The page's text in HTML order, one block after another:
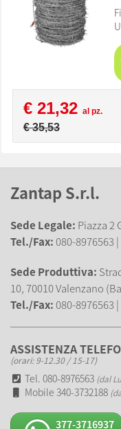
€ 21,32 al pz.
€ 35,53
Zantap S.r.l.
Sede Legale: Piazza 2
Tel./Fax:080-8976563
Sede Produttiva:
10, 70010 Valenzano
Tel./Fax:080-8976563
ASSISTENZA
(orari: 9-12.30 / 15-17)
Tel. 080-8976563 (dal
Mobile 340-3732188
377-3716937